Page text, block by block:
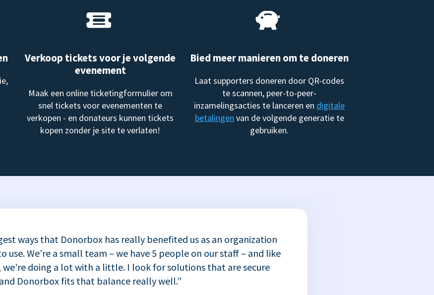
Verkoop tickets voor je volgende
evenement
Maak een online ticketingformulier om
snel tickets voor evenementen te
verkopen - en donateurs kunnen tickets
kopen zonder je site te verlaten!
Bied meer manieren om te doneren
Laat supporters doneren door QR-codes
te scannen, peer-to-peer-
inzamelingsacties te lanceren en digitale
betalingen van de volgende generatie te
gebruiken.
ways that Donorbox has really benefited us as an organization
use. We’re a small team – we have 5 people on our staff – and like
doing a lot with a little. I look for solutions that are secure
Donorbox fits that balance really well.”